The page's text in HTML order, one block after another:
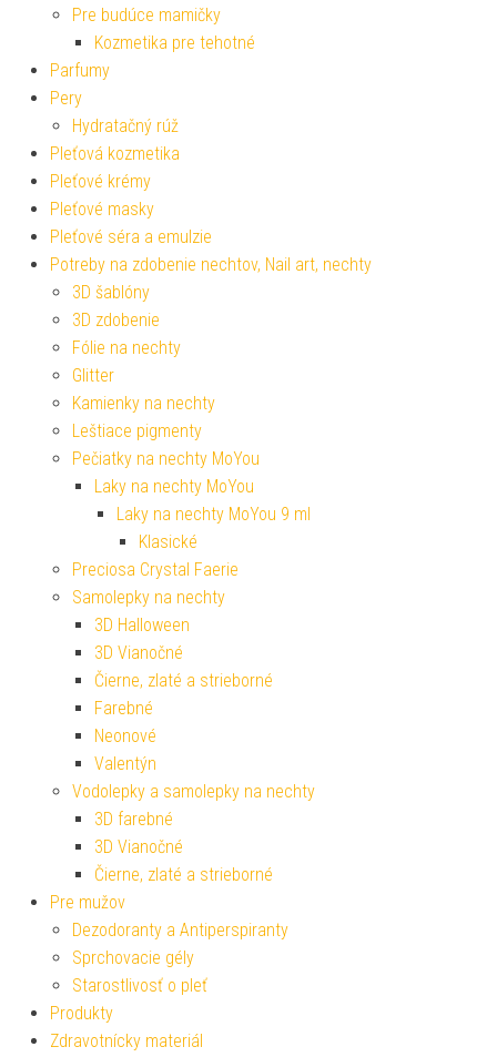
Pre budúce mamičky
Kozmetika pre tehotné
Parfumy
Pery
Hydratačný rúž
Pleťová kozmetika
Pleťové krémy
Pleťové masky
Pleťové séra a emulzie
Potreby na zdobenie nechtov, Nail art, nechty
3D šablóny
3D zdobenie
Fólie na nechty
Glitter
Kamienky na nechty
Leštiace pigmenty
Pečiatky na nechty MoYou
Laky na nechty MoYou
Laky na nechty MoYou 9 ml
Klasické
Preciosa Crystal Faerie
Samolepky na nechty
3D Halloween
3D Vianočné
Čierne, zlaté a strieborné
Farebné
Neonové
Valentýn
Vodolepky a samolepky na nechty
3D farebné
3D Vianočné
Čierne, zlaté a strieborné
Pre mužov
Dezodoranty a Antiperspiranty
Sprchovacie gély
Starostlivosť o pleť
Produkty
Zdravotnícky materiál